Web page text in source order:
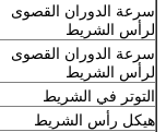
سرعة الدوران القصوى
لرأس الشريط
سرعة الدوران القصوى
لرأس الشريط
التوتر في الشريط
هيكل رأس الشريط